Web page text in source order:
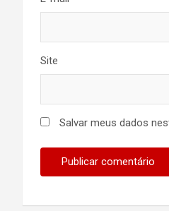
Site
Salvar meus dados